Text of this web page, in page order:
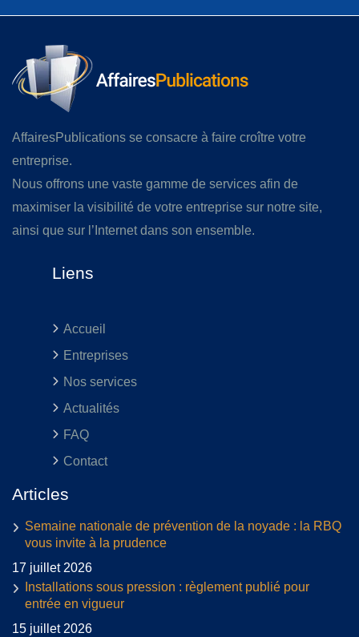
AffairesPublications se consacre à faire croître votre
entreprise.
Nous offrons une vaste gamme de services afin de
maximiser la visibilité de votre entreprise sur notre site,
ainsi que sur l’Internet dans son ensemble.
Liens
Accueil
Entreprises
Nos services
Actualités
FAQ
Contact
Articles
Semaine nationale de prévention de la noyade : la RBQ
vous invite à la prudence
17 juillet 2026
Installations sous pression : règlement publié pour
entrée en vigueur
15 juillet 2026